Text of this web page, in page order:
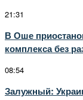
21:31
В Оше
комплекса без
08:54
Залужный: